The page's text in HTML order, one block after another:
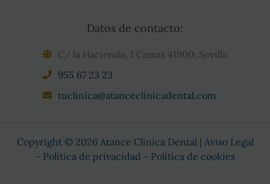
Datos de contacto:
C/ la Hacienda, 1 Camas 41900, Sevilla
955 67 23 23
tuclinica@atanceclinicadental.com
Copyright © 2026 Atance Clínica Dental | Aviso Legal
- Política de privacidad - Política de cookies